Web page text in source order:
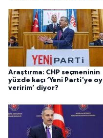
Araştırma: CHP seçmeninin
yüzde kaçı ‘Yeni Parti'ye oy
veririm’ diyor?